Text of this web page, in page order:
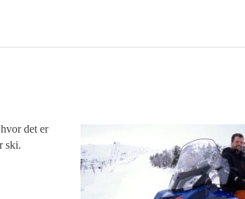
det er
ski.